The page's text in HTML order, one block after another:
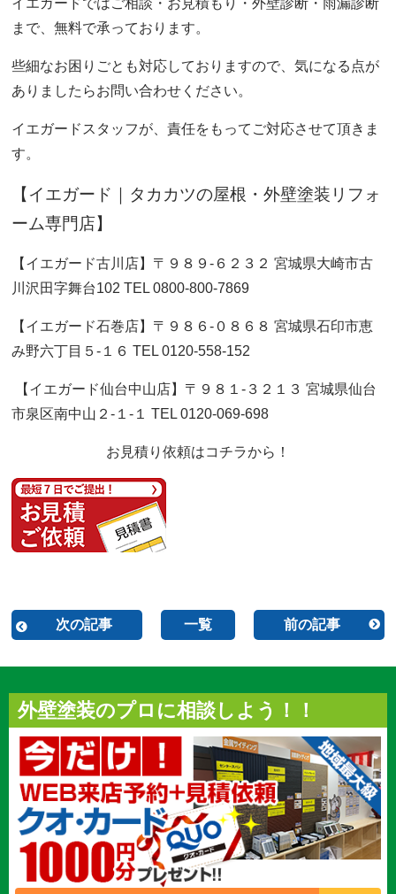
イエガードではご相談・お 見積もり・外壁診断・ 雨漏診断
まで、無料で承っております。
些細なお困りごとも対応しておりますので、気になる点が
ありましたらお問い合わせください。
イエガードスタッフが、責任をもってご対応させて頂きま
す。
【イエガード｜タカカツの屋根・外壁塗装リフォ
ーム専門店】
【イエガード古川店】〒９８９-６２３２ 宮城県大崎市古
川沢田字舞台102 TEL 0800-800-7869
【イエガード石巻店】〒９８６-０８６８ 宮城県石印市恵
み野六丁目５-１６ TEL 0120-558-152
【イエガード仙台中山店】〒９８１-３２１３ 宮城県仙台
市泉区南中山２-１-１ TEL 0120-069-698
お見積り依頼はコチラから！
次の記事 一覧 前の記事
外壁塗装のプロに相談しよう！！